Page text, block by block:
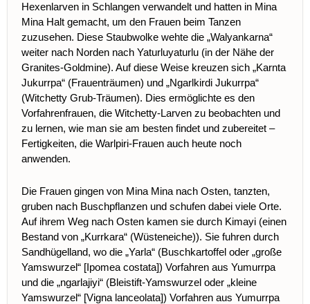
Hexenlarven in Schlangen verwandelt und hatten in Mina
Mina Halt gemacht, um den Frauen beim Tanzen
zuzusehen. Diese Staubwolke wehte die „Walyankarna“
weiter nach Norden nach Yaturluyaturlu (in der Nähe der
Granites-Goldmine). Auf diese Weise kreuzen sich „Karnta
Jukurrpa“ (Frauenträumen) und „Ngarlkirdi Jukurrpa“
(Witchetty Grub-Träumen). Dies ermöglichte es den
Vorfahrenfrauen, die Witchetty-Larven zu beobachten und
zu lernen, wie man sie am besten findet und zubereitet –
Fertigkeiten, die Warlpiri-Frauen auch heute noch
anwenden.
Die Frauen gingen von Mina Mina nach Osten, tanzten,
gruben nach Buschpflanzen und schufen dabei viele Orte.
Auf ihrem Weg nach Osten kamen sie durch Kimayi (einen
Bestand von „Kurrkara“ (Wüsteneiche)). Sie fuhren durch
Sandhügelland, wo die „Yarla“ (Buschkartoffel oder „große
Yamswurzel“ [Ipomea costata]) Vorfahren aus Yumurrpa
und die „ngarlajiyi“ (Bleistift-Yamswurzel oder „kleine
Yamswurzel“ [Vigna lanceolata]) Vorfahren aus Yumurrpa